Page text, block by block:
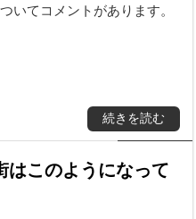
いてコメントがあります。
続きを読む
はこのようになって